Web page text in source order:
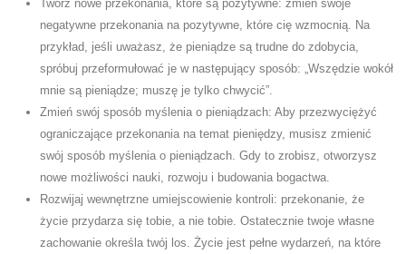
Twórz nowe przekonania, które są pozytywne: zmień swoje
negatywne przekonania na pozytywne, które cię wzmocnią. Na
przykład, jeśli uważasz, że pieniądze są trudne do zdobycia,
spróbuj przeformułować je w następujący sposób: „Wszędzie wokół
mnie są pieniądze; muszę je tylko chwycić”.
Zmień swój sposób myślenia o pieniądzach: Aby przezwyciężyć
ograniczające przekonania na temat pieniędzy, musisz zmienić
swój sposób myślenia o pieniądzach. Gdy to zrobisz, otworzysz
nowe możliwości nauki, rozwoju i budowania bogactwa.
Rozwijaj wewnętrzne umiejscowienie kontroli: przekonanie, że
życie przydarza się tobie, a nie tobie. Ostatecznie twoje własne
zachowanie określa twój los. Życie jest pełne wydarzeń, na które